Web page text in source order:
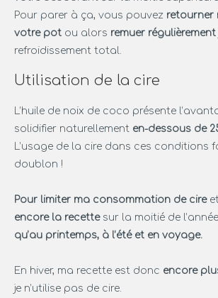
Pour parer à ça, vous pouvez retourner
votre pot ou alors remuer régulièrement
refroidissement total.
Utilisation de la cire
L’huile de noix de coco présente
solidifier naturellement en-dessous de
L’usage de la cire dans ces conditions
doublon !
Pour limiter ma consommation de cire
encore la recettesur la moitié de l’année
qu’au printemps, à l’été et en voyage.
En hiver, ma recette est donc encore
je n’utilise pas de cire.